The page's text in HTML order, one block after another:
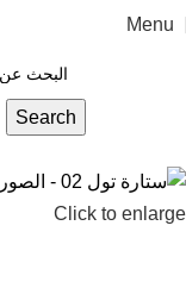
Menu
Search
Click to enlarge